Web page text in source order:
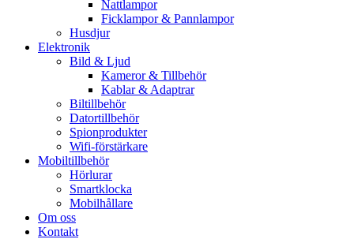
Nattlampor
Ficklampor & Pannlampor
Husdjur
Elektronik
Bild & Ljud
Kameror & Tillbehör
Kablar & Adaptrar
Biltillbehör
Datortillbehör
Spionprodukter
Wifi-förstärkare
Mobiltillbehör
Hörlurar
Smartklocka
Mobilhållare
Om oss
Kontakt